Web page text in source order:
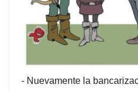
- Nuevamente la